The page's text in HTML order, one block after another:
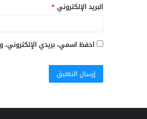
البريد الإلكتروني *
احفظ اسمي، بريدي الإلكتروني،